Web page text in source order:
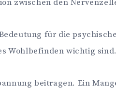
zwischen den
für die
Wohlbefinden wichtig sind.
beitragen. Ein